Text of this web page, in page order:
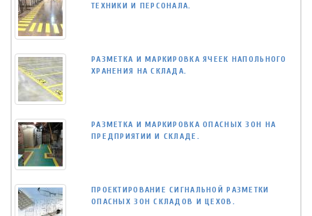
ТЕХНИКИ И ПЕРСОНАЛА.
РАЗМЕТКА И МАРКИРОВКА ЯЧЕЕК НАПОЛЬНОГО
ХРАНЕНИЯ НА СКЛАДА.
РАЗМЕТКА И МАРКИРОВКА ОПАСНЫХ ЗОН НА
ПРЕДПРИЯТИИ И СКЛАДЕ.
ПРОЕКТИРОВАНИЕ СИГНАЛЬНОЙ РАЗМЕТКИ
ОПАСНЫХ ЗОН СКЛАДОВ И ЦЕХОВ.